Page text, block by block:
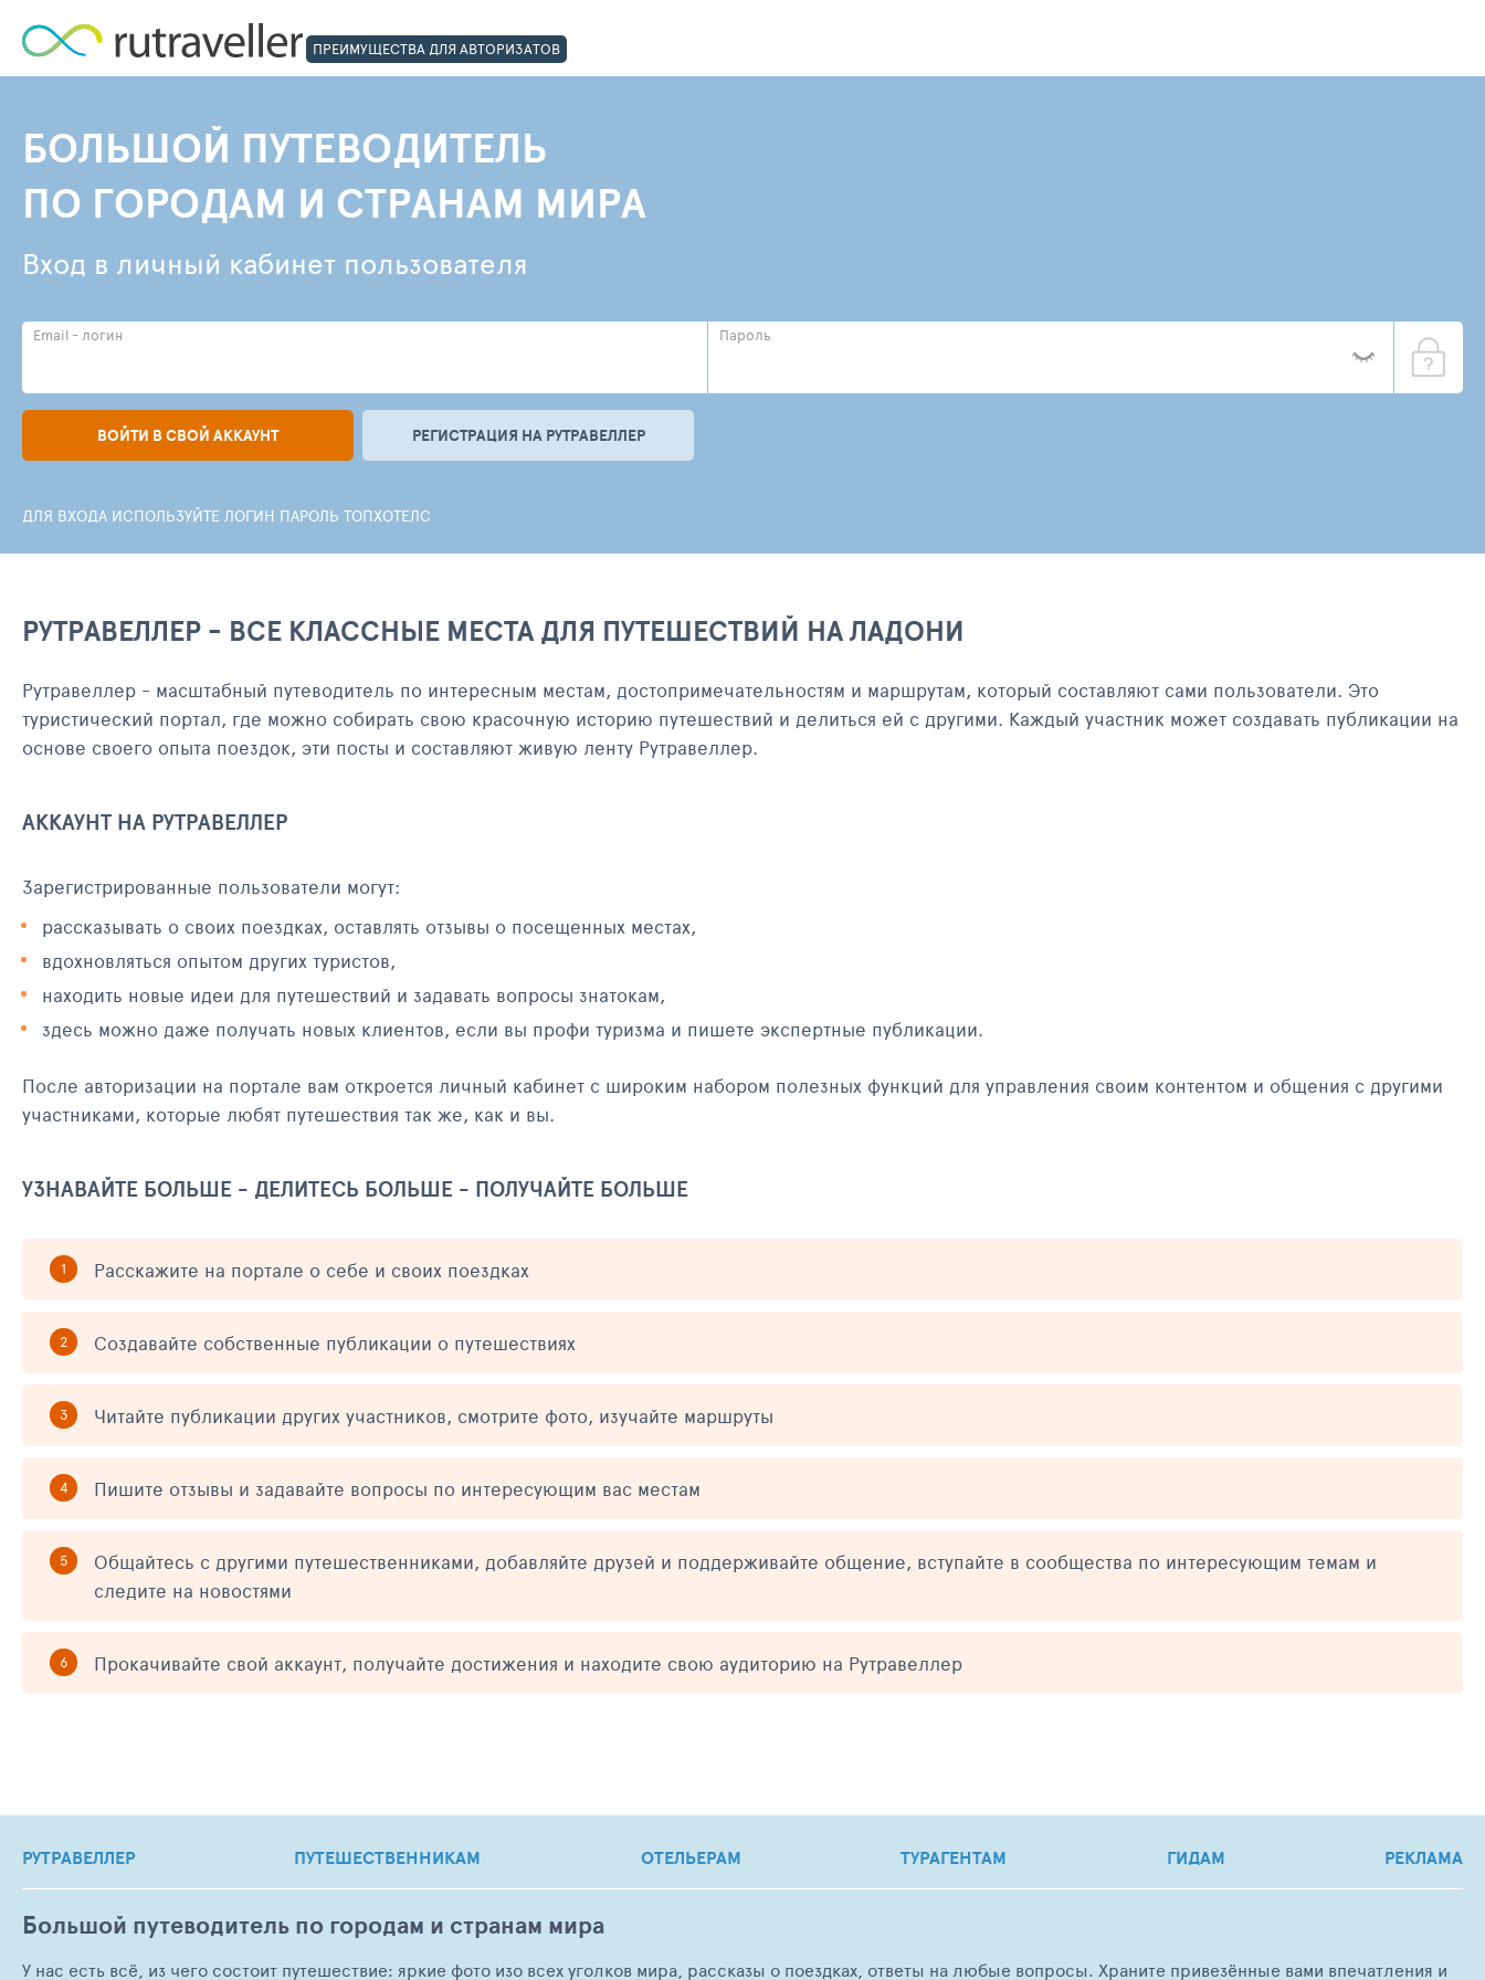
ПРЕИМУЩЕСТВА ДЛЯ АВТОРИЗАТОВ
БОЛЬШОЙ ПУТЕВОДИТЕЛЬ
ПО ГОРОДАМ И СТРАНАМ МИРА
Вход в личный кабинет пользователя
Email - логин Пароль
ВОЙТИ В СВОЙ АККАУНТ РЕГИСТРАЦИЯ НА РУТРАВЕЛЛЕР
ДЛЯ ВХОДА ИСПОЛЬЗУЙТЕ ЛОГИН ПАРОЛЬ ТОПХОТЕЛС
РУТРАВЕЛЛЕР - ВСЕ КЛАССНЫЕ МЕСТА ДЛЯ ПУТЕШЕСТВИЙ НА ЛАДОНИ
Рутравеллер - масштабный путеводитель по интересным местам, достопримечательностям и маршрутам, который составляют сами пользователи. Это
туристический портал, где можно собирать свою красочную историю путешествий и делиться ей с другими. Каждый участник может создавать публикации на
основе своего опыта поездок, эти посты и составляют живую ленту Рутравеллер.
АККАУНТ НА РУТРАВЕЛЛЕР
Зарегистрированные пользователи могут:
рассказывать о своих поездках, оставлять отзывы о посещенных местах,
вдохновляться опытом других туристов,
находить новые идеи для путешествий и задавать вопросы знатокам,
здесь можно даже получать новых клиентов, если вы профи туризма и пишете экспертные публикации.
После авторизации на портале вам откроется личный кабинет с широким набором полезных функций для управления своим контентом и общения с другими
участниками, которые любят путешествия так же, как и вы.
УЗНАВАЙТЕ БОЛЬШЕ - ДЕЛИТЕСЬ БОЛЬШЕ - ПОЛУЧАЙТЕ БОЛЬШЕ
Расскажите на портале о себе и своих поездках
Создавайте собственные публикации о путешествиях
Читайте публикации других участников, смотрите фото, изучайте маршруты
Пишите отзывы и задавайте вопросы по интересующим вас местам
Общайтесь с другими путешественниками, добавляйте друзей и поддерживайте общение, вступайте в сообщества по интересующим темам и
следите на новостями
Прокачивайте свой аккаунт, получайте достижения и находите свою аудиторию на Рутравеллер
РУТРАВЕЛЛЕР ПУТЕШЕСТВЕННИКАМ ОТЕЛЬЕРАМ ТУРАГЕНТАМ ГИДАМ РЕКЛАМА
Большой путеводитель по городам и странам мира
У нас есть всё, из чего состоит путешествие: яркие фото изо всех уголков мира, рассказы о поездках, ответы на любые вопросы. Храните привезённые вами впечатления и